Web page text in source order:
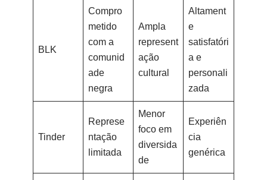
BLK
Compro
metido
com a
comunid
ade
negra
Ampla
represent
ação
cultural
Altament
e
satisfatóri
a e
personali
zada
Tinder
Represe
ntação
limitada
Menor
foco em
diversida
de
Experiên
cia
genérica